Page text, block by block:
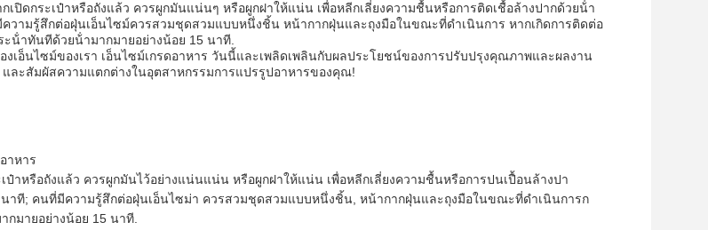
เปิดกระเป๋าหรือถังแล้ว ควรผูกมันแน่นๆ หรือผูกฝาให้แน่น เพื่อหลีกเลี่ยงความชื้นหรือการติดเชื้อล้างปากด้วยน้ํา
วามรู้สึกต่อฝุ่นเอ็นไซม์ควรสวมชุดสวมแบบหนึ่งชิ้น หน้ากากฝุ่นและถุงมือในขณะที่ดําเนินการ หากเกิดการติดต่อ
น้ําทันทีด้วยน้ํามากมายอย่างน้อย 15 นาที.
งเอ็นไซม์ของเรา เอ็นไซม์เกรดอาหาร วันนี้และเพลิดเพลินกับผลประโยชน์ของการปรับปรุงคุณภาพและผลงาน
ละสัมผัสความแตกต่างในอุตสาหกรรมการแปรรูปอาหารของคุณ!
าหาร
เป๋าหรือถังแล้ว ควรผูกมันไว้อย่างแน่นแน่น หรือผูกฝาให้แน่น เพื่อหลีกเลี่ยงความชื้นหรือการปนเปื้อนล้างปา
าที; คนที่มีความรู้สึกต่อฝุ่นเอ็นไซม่า ควรสวมชุดสวมแบบหนึ่งชิ้น, หน้ากากฝุ่นและถุงมือในขณะที่ดําเนินการก
มายอย่างน้อย 15 นาที.